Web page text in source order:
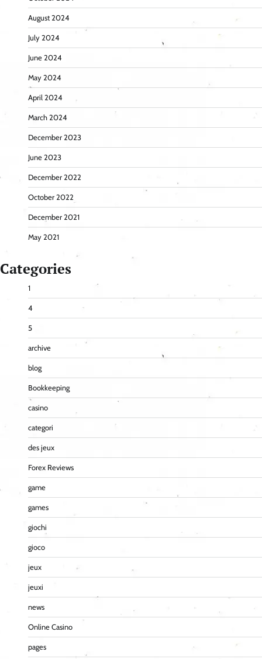
August 2024
July 2024
June 2024
May 2024
April 2024
March 2024
December 2023
June 2023
December 2022
October 2022
December 2021
May 2021
Categories
1
4
5
archive
blog
Bookkeeping
casino
categori
des jeux
Forex Reviews
game
games
giochi
gioco
jeux
jeuxi
news
Online Casino
pages